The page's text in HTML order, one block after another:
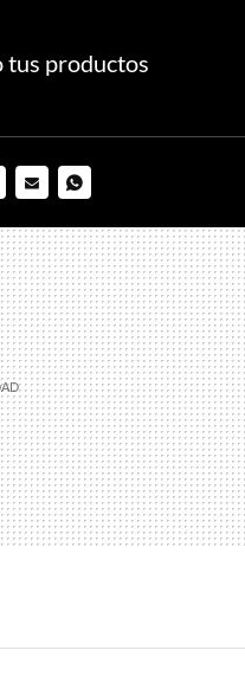
tus productos
MAIL